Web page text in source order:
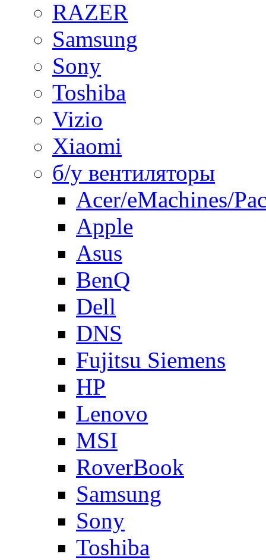
RAZER
Samsung
Sony
Toshiba
Vizio
Xiaomi
б/у вентиляторы
Acer/eMachines/
Apple
Asus
BenQ
Dell
DNS
Fujitsu Siemens
HP
Lenovo
MSI
RoverBook
Samsung
Sony
Toshiba